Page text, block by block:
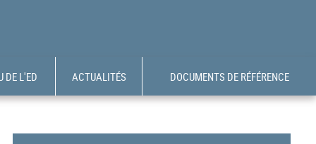
DE L'ED ACTUALITÉS DOCUMENTS DE RÉFÉRENCE